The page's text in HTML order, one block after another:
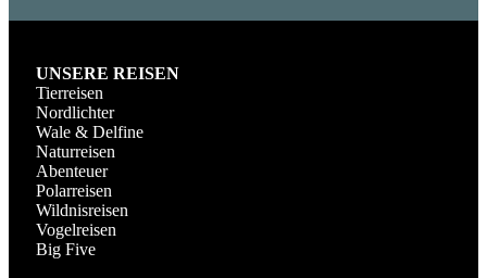
UNSERE REISEN
Tierreisen
Nordlichter
Wale & Delfine
Naturreisen
Abenteuer
Polarreisen
Wildnisreisen
Vogelreisen
Big Five